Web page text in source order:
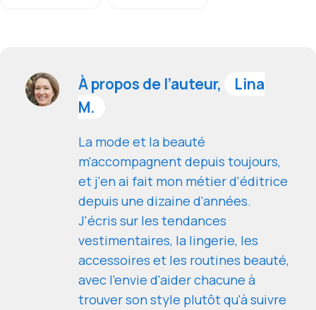
À propos de l’auteur,
Lina
M.
La mode et la beauté
m'accompagnent depuis toujours,
et j'en ai fait mon métier d'éditrice
depuis une dizaine d'années.
J'écris sur les tendances
vestimentaires, la lingerie, les
accessoires et les routines beauté,
avec l'envie d'aider chacune à
trouver son style plutôt qu'à suivre